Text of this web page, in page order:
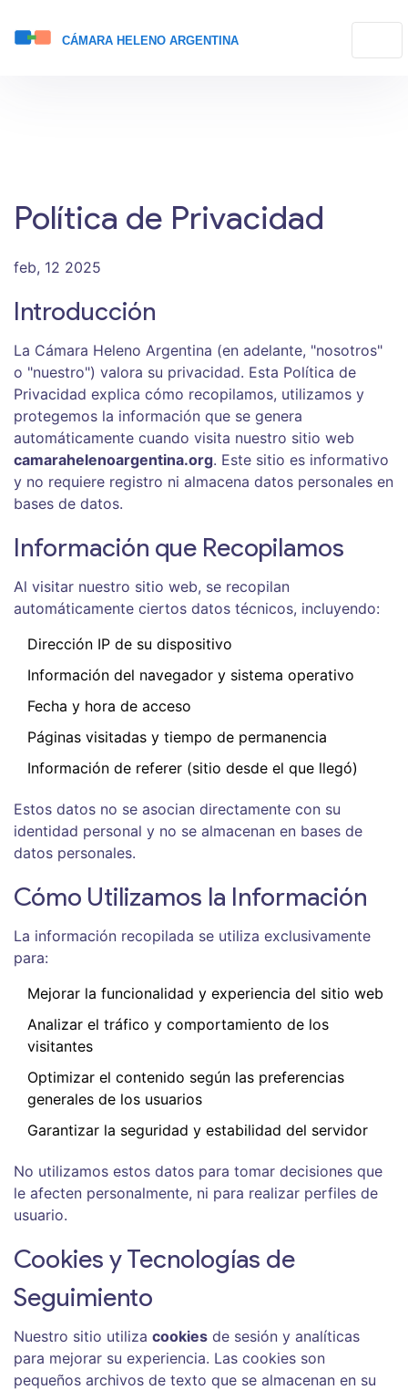
Política de Privacidad
feb, 12 2025
Introducción
La Cámara Heleno Argentina (en adelante, "nosotros"
o "nuestro") valora su privacidad. Esta Política de
Privacidad explica cómo recopilamos, utilizamos y
protegemos la información que se genera
automáticamente cuando visita nuestro sitio web
camarahelenoargentina.org. Este sitio es informativo
y no requiere registro ni almacena datos personales en
bases de datos.
Información que Recopilamos
Al visitar nuestro sitio web, se recopilan
automáticamente ciertos datos técnicos, incluyendo:
Dirección IP de su dispositivo
Información del navegador y sistema operativo
Fecha y hora de acceso
Páginas visitadas y tiempo de permanencia
Información de referer (sitio desde el que llegó)
Estos datos no se asocian directamente con su
identidad personal y no se almacenan en bases de
datos personales.
Cómo Utilizamos la Información
La información recopilada se utiliza exclusivamente
para:
Mejorar la funcionalidad y experiencia del sitio web
Analizar el tráfico y comportamiento de los
visitantes
Optimizar el contenido según las preferencias
generales de los usuarios
Garantizar la seguridad y estabilidad del servidor
No utilizamos estos datos para tomar decisiones que
le afecten personalmente, ni para realizar perfiles de
usuario.
Cookies y Tecnologías de
Seguimiento
Nuestro sitio utiliza cookies de sesión y analíticas
para mejorar su experiencia. Las cookies son
pequeños archivos de texto que se almacenan en su